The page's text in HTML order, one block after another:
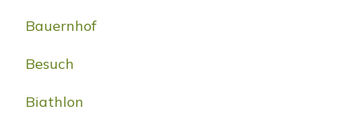
Bauernhof
Besuch
Biathlon